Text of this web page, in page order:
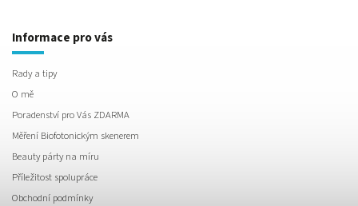
Informace pro vás
Rady a tipy
O mě
Poradenství pro Vás ZDARMA
Měření Biofotonickým skenerem
Beauty párty na míru
Příležitost spolupráce
Obchodní podmínky